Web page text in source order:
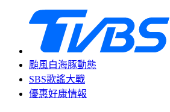
颱風白海豚動態
SBS歌謠大戰
優惠好康情報